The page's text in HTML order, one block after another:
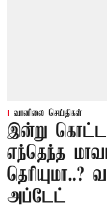
வானிலை செய்திகள்
இன்று
எந்தெந்த
அப்டேட்